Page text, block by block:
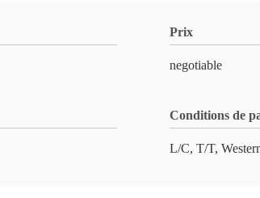
Prix
negotiable
Conditions de
L/C, T/T,